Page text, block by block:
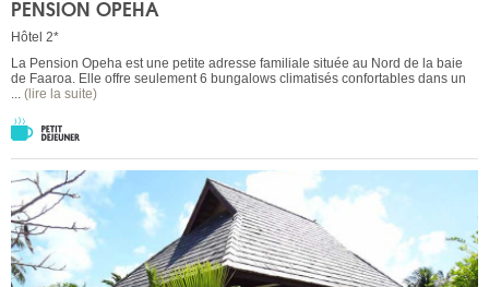
PENSION OPEHA
Hôtel 2*
La Pension Opeha est une petite adresse familiale située au Nord de la baie
de Faaroa. Elle offre seulement 6 bungalows climatisés confortables dans un
... (lire la suite)